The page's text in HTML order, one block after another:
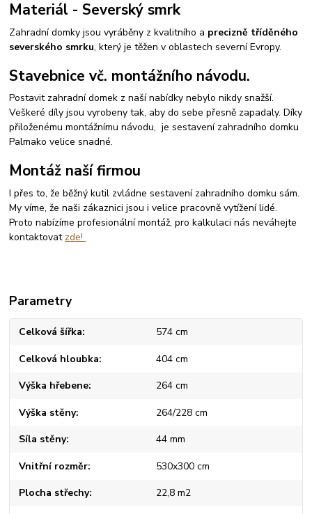
Materiál - Severský smrk
Zahradní domky jsou vyráběny z kvalitního a precizně tříděného
severského smrku, který je těžen v oblastech severní Evropy.
Stavebnice vč. montážního návodu.
Postavit zahradní domek z naší nabídky nebylo nikdy snažší.
Veškeré díly jsou vyrobeny tak, aby do sebe přesně zapadaly. Díky
přiloženému montážnímu návodu, je sestavení zahradního domku
Palmako velice snadné.
Montáž naší firmou
I přes to, že běžný kutil zvládne sestavení zahradního domku sám.
My víme, že naši zákaznici jsou i velice pracovně vytížení lidé.
Proto nabízíme profesionální montáž, pro kalkulaci nás neváhejte
kontaktovat zde!
Parametry
Celková šířka 574 cm
Celková hloubka 404 cm
Výška hřebene 264 cm
Výška stěny 264/228 cm
Síla stěny 44 mm
Vnitřní rozměr 530x300 cm
Plocha střechy 22,8 m2